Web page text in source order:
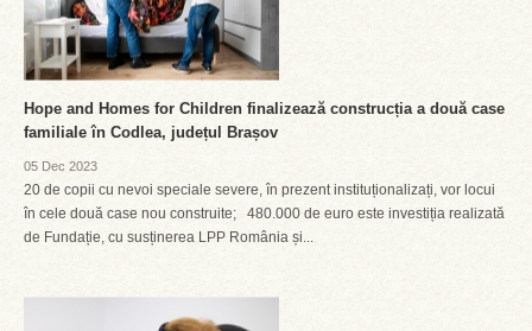
Hope and Homes for Children finalizează construcția a două case
familiale în Codlea, județul Brașov
05 Dec 2023
20 de copii cu nevoi speciale severe, în prezent instituționalizați, vor locui
în cele două case nou construite; 480.000 de euro este investiția realizată
de Fundație, cu susținerea LPP România și...